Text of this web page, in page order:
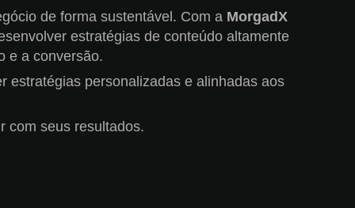
de forma sustentável. Com a MorgadX
estratégias de conteúdo altamente
e a conversão.
estratégias personalizadas e alinhadas aos
com seus resultados.